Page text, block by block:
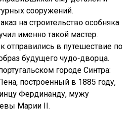
сооружений.
на строительство особняка
именно такой мастер.
отправились в путешествие по
будущего чудо-дворца.
городе Синтра:
построенный в 1885 году,
Фердинанду, мужу
Марии II.